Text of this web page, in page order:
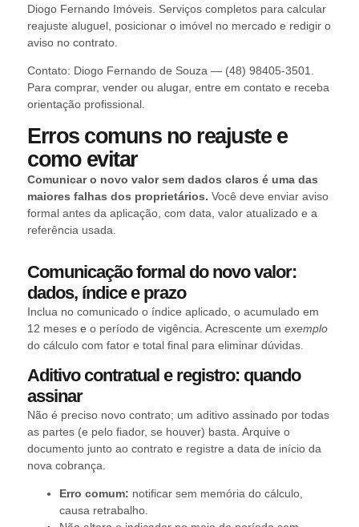
Diogo Fernando Imóveis. Serviços completos para calcular
reajuste aluguel, posicionar o imóvel no mercado e redigir o
aviso no contrato.
Contato: Diogo Fernando de Souza — (48) 98405-3501.
Para comprar, vender ou alugar, entre em contato e receba
orientação profissional.
Erros comuns no reajuste e
como evitar
Comunicar o novo valor sem dados claros é uma das
maiores falhas dos proprietários. Você deve enviar aviso
formal antes da aplicação, com data, valor atualizado e a
referência usada.
Comunicação formal do novo valor:
dados, índice e prazo
Inclua no comunicado o índice aplicado, o acumulado em
12 meses e o período de vigência. Acrescente um exemplo
do cálculo com fator e total final para eliminar dúvidas.
Aditivo contratual e registro: quando
assinar
Não é preciso novo contrato; um aditivo assinado por todas
as partes (e pelo fiador, se houver) basta. Arquive o
documento junto ao contrato e registre a data de início da
nova cobrança.
Erro comum: notificar sem memória do cálculo,
causa retrabalho.